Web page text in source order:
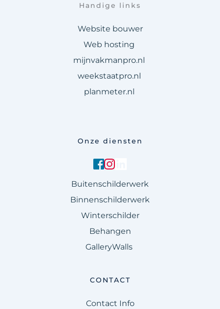
Handige links
Website bouwer
Web hosting
mijnvakmanpro.nl
weekstaatpro.nl
planmeter.nl
Onze diensten
Buitenschilderwerk
Binnenschilderwerk
Winterschilder
Behangen
GalleryWalls
CONTACT
Contact Info